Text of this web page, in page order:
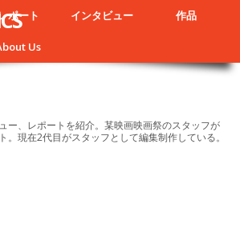
ポート インタビュー 作品
Us
ー、レポートを紹介。某映画映画祭のスタッフが
。現在2代目がスタッフとして編集制作している。